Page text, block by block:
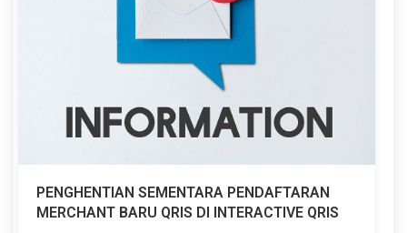
PENGHENTIAN SEMENTARA PENDAFTARAN
MERCHANT BARU QRIS DI INTERACTIVE QRIS